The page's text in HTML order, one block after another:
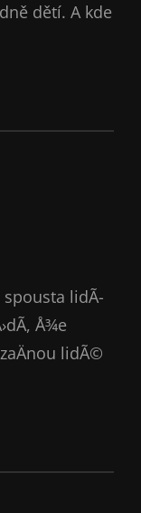
dětí. A kde
spousta lidÃ­
Å¾e
lidÃ©